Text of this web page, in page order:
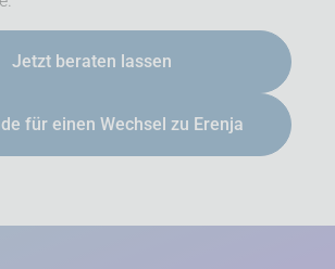
Jetzt beraten lassen
für einen Wechsel zu Erenja